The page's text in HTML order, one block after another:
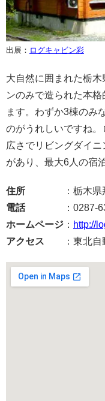
出展： ログキャビン彩
大自然に囲まれた栃
ンのみで造られた本
ます。わずか3棟のみ
のがうれしいですね
広さでリビングダイ
があり、最大6人の宿
住所 ：栃木県那須
電話：0287-63-
ホームページ ： http://
アクセス ：東北自動